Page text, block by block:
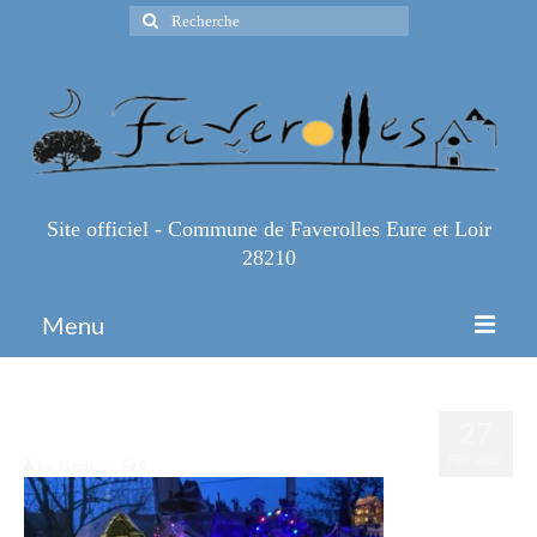
Rechercher
:
Site officiel - Commune de Faverolles Eure et Loir
28210
Menu
Infos Pratiques